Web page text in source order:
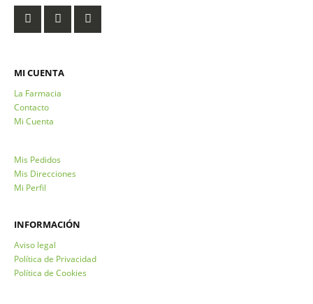
MI CUENTA
La Farmacia
Contacto
Mi Cuenta
Mis Pedidos
Mis Direcciones
Mi Perfil
INFORMACIÓN
Aviso legal
Política de Privacidad
Política de Cookies